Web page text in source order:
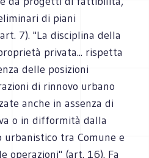
di piani
7). "La disciplina della
privata... rispetta
delle posizioni
di rinnovo urbano
anche in assenza di
o in difformità dalla
urbanistico tra Comune e
operazioni" (art. 16). Fa